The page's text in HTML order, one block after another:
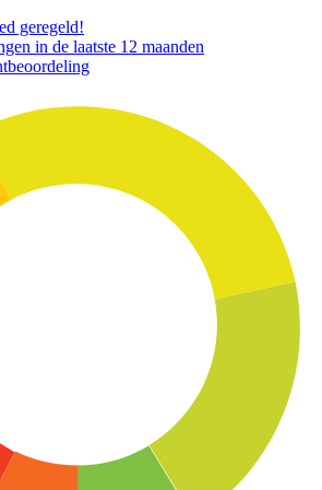
geregeld!
in de laatste 12 maanden